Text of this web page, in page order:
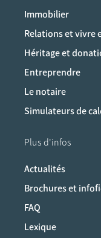
Immobilier
Relations et vivre
Héritage et
Entreprendre
Le notaire
Simulateurs de
Plus d'infos
Actualités
Brochures et
FAQ
Lexique